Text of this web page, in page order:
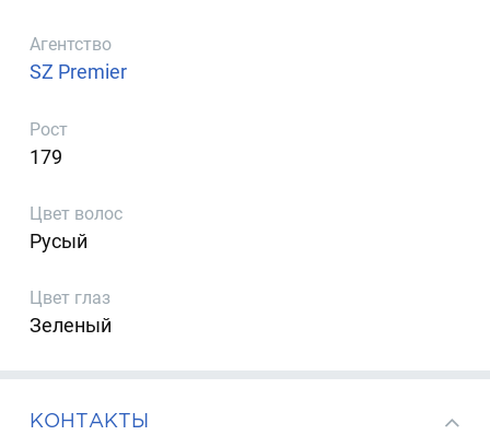
Агентство
SZ Premier
Рост
179
Цвет волос
Русый
Цвет глаз
Зеленый
КОНТАКТЫ